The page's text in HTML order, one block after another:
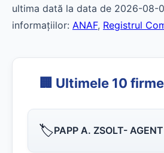
ultima dată la data de 2026-08-
informațiilor: ANAF, Registrul
🏢 Ultimele 10
🏷️PAPP A. ZSOLT- AGENT